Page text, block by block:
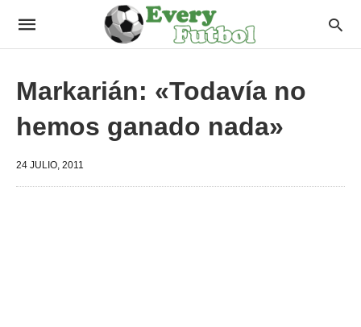
Markarián: «Todavía no
hemos ganado nada»
24 JULIO, 2011